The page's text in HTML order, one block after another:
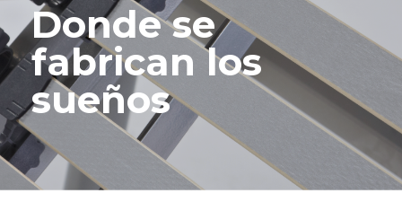
Donde se
fabrican los
sueños